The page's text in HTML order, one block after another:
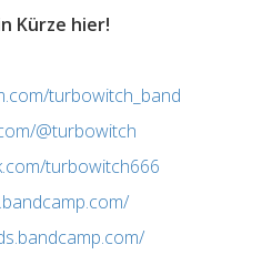
Kürze hier!
turbowitch_band
@turbowitch
turbowitch666